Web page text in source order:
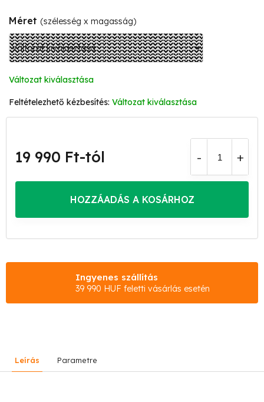
Méret (szélesség x magasság)
Változat kiválasztása
Változat kiválasztása
19 990 Ft-tól
HOZZÁADÁS A KOSÁRHOZ
Ingyenes szállítás
39 990 HUF feletti vásárlás esetén
Leírás Parametre